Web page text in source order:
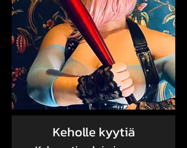
Keholle kyytiä